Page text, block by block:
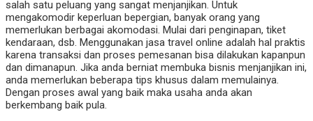
salah satu peluang yang sangat menjanjikan. Untuk
mengakomodir keperluan bepergian, banyak orang yang
memerlukan berbagai akomodasi. Mulai dari penginapan, tiket
kendaraan, dsb. Menggunakan jasa travel online adalah hal praktis
karena transaksi dan proses pemesanan bisa dilakukan kapanpun
dan dimanapun. Jika anda berniat membuka bisnis menjanjikan ini,
anda memerlukan beberapa tips khusus dalam memulainya.
Dengan proses awal yang baik maka usaha anda akan
berkembang baik pula.